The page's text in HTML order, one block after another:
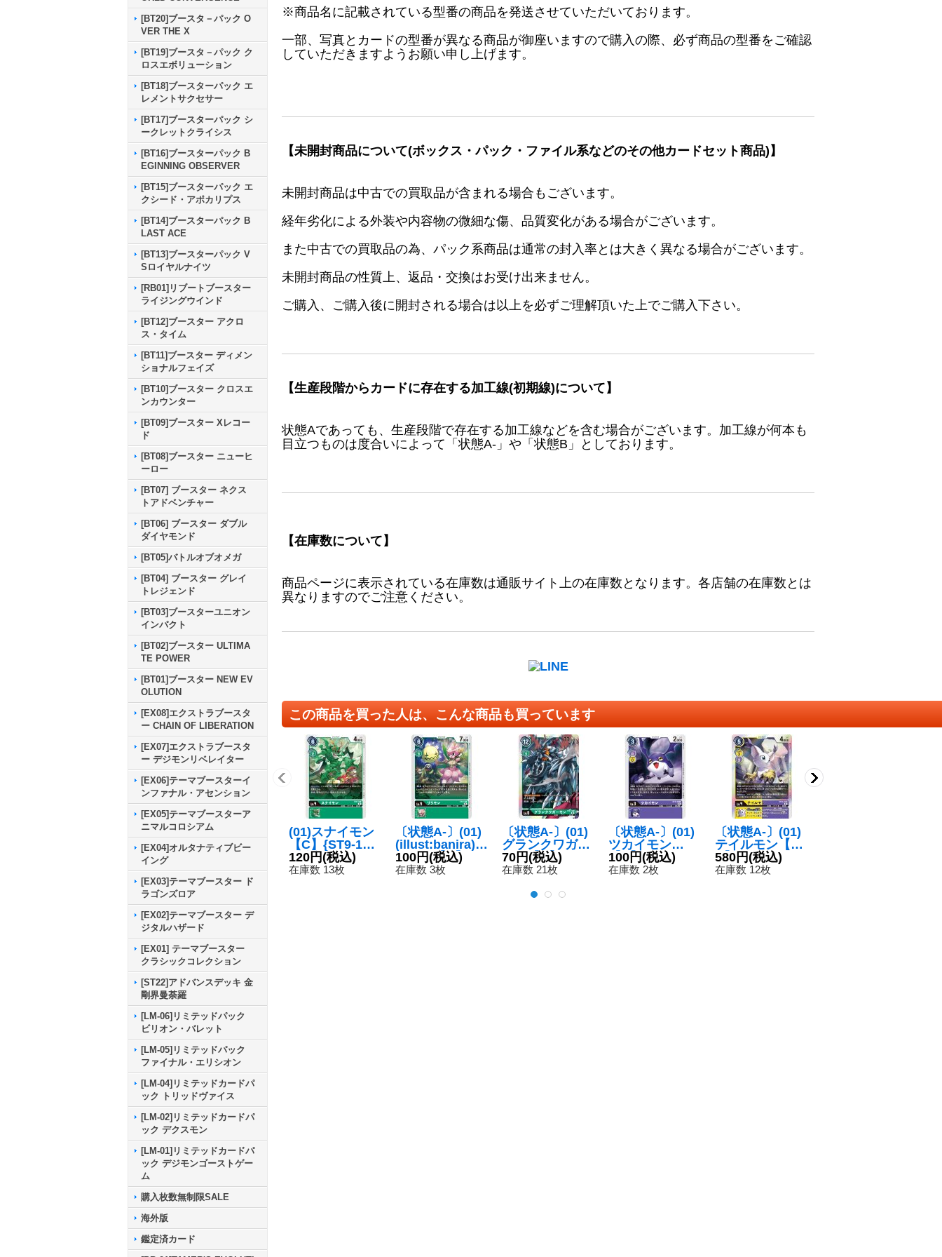
[BT20]ブースタ－パック O
VER THE X
[BT19]ブースタ－パック ク
ロスエボリューション
[BT18]ブースターパック エ
レメントサクセサー
[BT17]ブースターパック シ
ークレットクライシス
[BT16]ブースターパック B
EGINNING OBSERVER
[BT15]ブースターパック エ
クシード・アポカリプス
[BT14]ブースターパック B
LAST ACE
[BT13]ブースターパック V
Sロイヤルナイツ
[RB01]リブートブースター
ライジングウインド
[BT12]ブースター アクロ
ス・タイム
[BT11]ブースター ディメン
ショナルフェイズ
[BT10]ブースター クロスエ
ンカウンター
[BT09]ブースター Xレコー
ド
[BT08]ブースター ニューヒ
ーロー
[BT07] ブースター ネクス
トアドベンチャー
[BT06] ブースター ダブル
ダイヤモンド
[BT05]バトルオブオメガ
[BT04] ブースター グレイ
トレジェンド
[BT03]ブースターユニオン
インパクト
[BT02]ブースター ULTIMA
TE POWER
[BT01]ブースター NEW EV
OLUTION
[EX08]エクストラブースタ
ー CHAIN OF LIBERATION
[EX07]エクストラブースタ
ー デジモンリベレイター
[EX06]テーマブースターイ
ンファナル・アセンション
[EX05]テーマブースターア
ニマルコロシアム
[EX04]オルタナティブビー
イング
[EX03]テーマブースター ド
ラゴンズロア
[EX02]テーマブースター デ
ジタルハザード
[EX01] テーマブースター
クラシックコレクション
[ST22]アドバンスデッキ 金
剛界曼荼羅
[LM-06]リミテッドパック
ビリオン・バレット
[LM-05]リミテッドパック
ファイナル・エリシオン
[LM-04]リミテッドカードパ
ック トリッドヴァイス
[LM-02]リミテッドカードパ
ック デクスモン
[LM-01]リミテッドカードパ
ック デジモンゴーストゲー
ム
購入枚数無制限SALE
海外版
鑑定済カード
※商品名に記載されている型番の商品を発送させていただいております。
一部、写真とカードの型番が異なる商品が御座いますので購入の際、必ず商品の型番をご確認
していただきますようお願い申し上げます。
【未開封商品について(ボックス・パック・ファイル系などのその他カードセット商品)】
未開封商品は中古での買取品が含まれる場合もございます。
経年劣化による外装や内容物の微細な傷、品質変化がある場合がございます。
また中古での買取品の為、パック系商品は通常の封入率とは大きく異なる場合がございます。
未開封商品の性質上、返品・交換はお受け出来ません。
ご購入、ご購入後に開封される場合は以上を必ずご理解頂いた上でご購入下さい。
【生産段階からカードに存在する加工線(初期線)について】
状態Aであっても、生産段階で存在する加工線などを含む場合がございます。加工線が何本も
目立つものは度合いによって「状態A-」や「状態B」としております。
【在庫数について】
商品ページに表示されている在庫数は通販サイト上の在庫数となります。各店舗の在庫数とは
異なりますのでご注意ください。
この商品を買った人は、こんな商品も買っています
(01)スナイモン
【C】{ST9-10}
《緑》
120円(税込)
在庫数 13枚
〔状態A-〕(01)
(illust:banira)リ
リモン【U】{S
T4-10}《緑》
100円(税込)
在庫数 3枚
〔状態A-〕(01)
グランクワガー
モン【R】{ST9-
13}《緑》
70円(税込)
在庫数 21枚
〔状態A-〕(01)
ツカイモン
【U】{ST10-08}
《紫》
100円(税込)
在庫数 2枚
〔状態A-〕(01)
テイルモン【S
R】{ST10-04}
《多》
580円(税込)
在庫数 12枚